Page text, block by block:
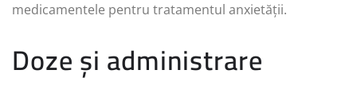
medicamentele pentru tratamentul anxietății.
Doze și administrare